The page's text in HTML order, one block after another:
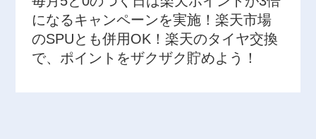
になるキャンペーンを実施！楽天市場
のSPUとも併用OK！楽天のタイヤ交換
で、ポイントをザクザク貯めよう！